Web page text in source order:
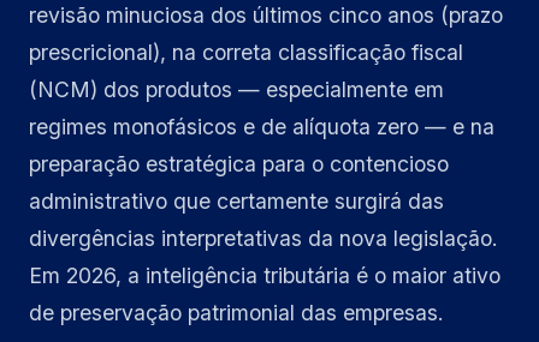
revisão minuciosa dos últimos cinco anos (prazo
prescricional), na correta classificação fiscal
(NCM) dos produtos — especialmente em
regimes monofásicos e de alíquota zero — e na
preparação estratégica para o contencioso
administrativo que certamente surgirá das
divergências interpretativas da nova legislação.
Em 2026, a inteligência tributária é o maior ativo
de preservação patrimonial das empresas.